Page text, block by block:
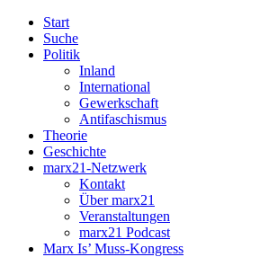
Start
Suche
Politik
Inland
International
Gewerkschaft
Antifaschismus
Theorie
Geschichte
marx21-Netzwerk
Kontakt
Über marx21
Veranstaltungen
marx21 Podcast
Marx Is’ Muss-Kongress